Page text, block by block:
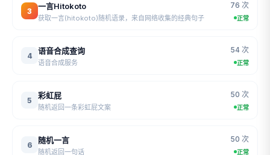
3
一言Hitokoto
获取一言(hitokoto)随机语录，来自网络收集的经典句子
76 次
正常
4
语音合成查询
语音合成服务
54 次
正常
5
彩虹屁
随机返回一条彩虹屁文案
50 次
正常
6
随机一言
随机返回一句话
50 次
正常